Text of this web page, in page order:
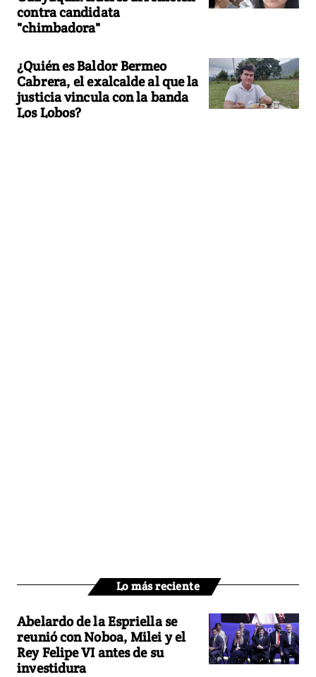
contra candidata
"chimbadora"
¿Quién es Baldor Bermeo
Cabrera, el exalcalde al que la
justicia vincula con la banda
Los Lobos?
Lo más reciente
Abelardo de la Espriella se
reunió con Noboa, Milei y el
Rey Felipe VI antes de su
investidura